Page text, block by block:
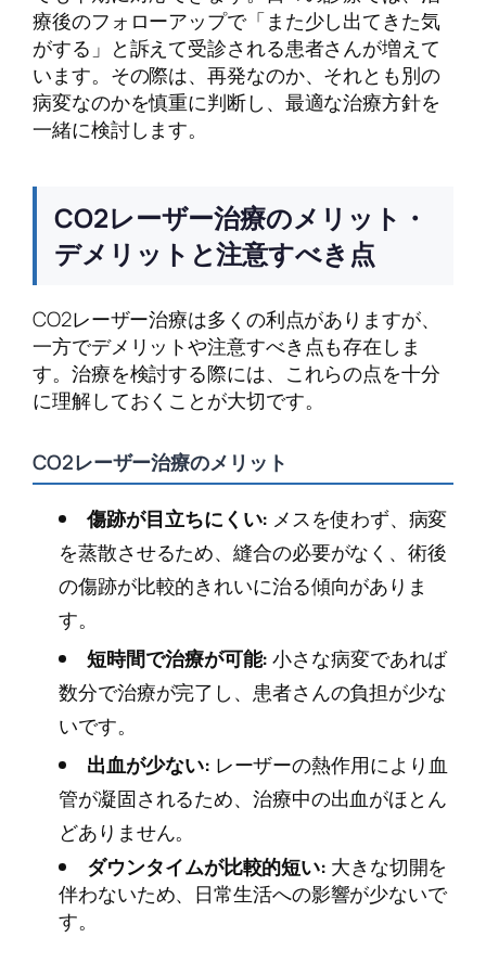
療後のフォローアップで「また少し出てきた気
がする」と訴えて受診される患者さんが増えて
います。その際は、再発なのか、それとも別の
病変なのかを慎重に判断し、最適な治療方針を
一緒に検討します。
CO2レーザー治療のメリット・
デメリットと注意すべき点
CO2レーザー治療は多くの利点がありますが、
一方でデメリットや注意すべき点も存在しま
す。治療を検討する際には、これらの点を十分
に理解しておくことが大切です。
CO2レーザー治療のメリット
傷跡が目立ちにくい: メスを使わず、病変
を蒸散させるため、縫合の必要がなく、術後
の傷跡が比較的きれいに治る傾向がありま
す。
短時間で治療が可能:小さな病変であれば
数分で治療が完了し、患者さんの負担が少な
いです。
出血が少ない: レーザーの熱作用により血
管が凝固されるため、治療中の出血がほとん
どありません。
ダウンタイムが比較的短い: 大きな切開を
伴わないため、日常生活への影響が少ないで
す。